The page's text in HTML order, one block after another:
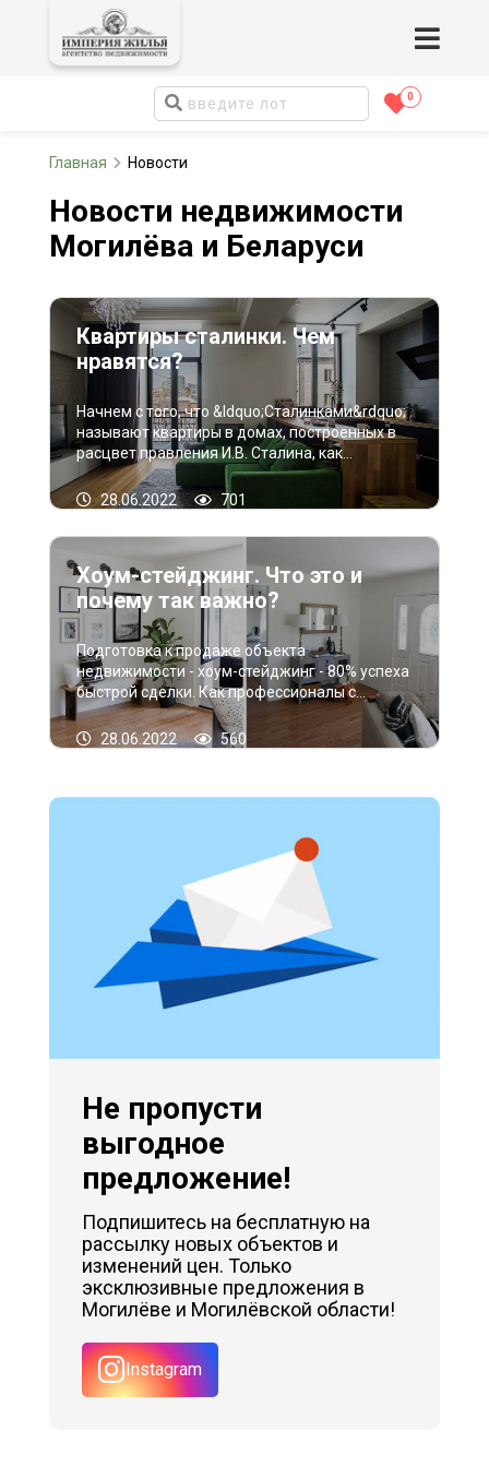
0
Главная Новости
Новости недвижимости
Могилёва и Беларуси
Квартиры сталинки. Чем
нравятся?
Начнем с того, что &ldquo;Сталинками&rdquo;
называют квартиры в домах, построенных в
расцвет правления И.В. Сталина, как
нетрудно догадаться. Отсюда вытекает
самый первый плюс такого жилья. В середине
28.06.2022 701
Хоум-стейджинг. Что это и
почему так важно?
Подготовка к продаже объекта
недвижимости - хоум-стейджинг - 80% успеха
быстрой сделки. Как профессионалы с
многолетним стажем, можем смело
утверждать, что правильно подготовить
свою квартиру или дом
28.06.2022 560
Не пропусти
выгодное
предложение!
Подпишитесь на бесплатную на
рассылку новых объектов и
изменений цен. Только
эксклюзивные предложения в
Могилёве и Могилёвской области!
Instagram